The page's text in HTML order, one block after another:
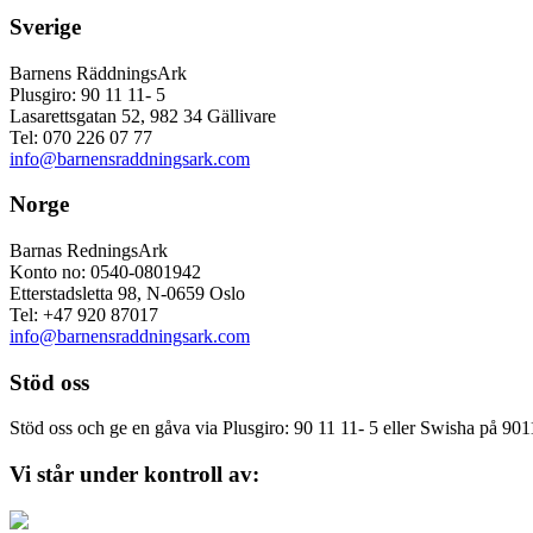
Sverige
Barnens RäddningsArk
Plusgiro: 90 11 11- 5
Lasarettsgatan 52, 982 34 Gällivare
Tel: 070 226 07 77
info@barnensraddningsark.com
Norge
Barnas RedningsArk
Konto no: 0540-0801942
Etterstadsletta 98, N-0659 Oslo
Tel: +47 920 87017
info@barnensraddningsark.com
Stöd oss
Stöd oss och ge en gåva via Plusgiro: 90 11 11- 5 eller Swisha på
Vi står under kontroll av: